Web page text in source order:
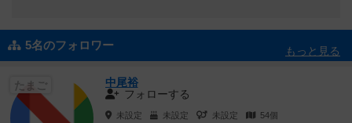
5名のフォロワー もっと見る
たまご
中尾裕
フォローする
未設定 未設定 未設定 54個